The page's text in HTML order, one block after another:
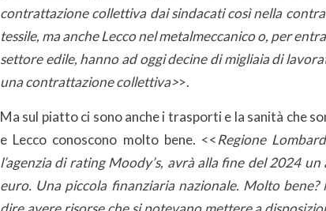
contrattazione collettiva dai sindacati così nella
tessile, ma anche Lecco nel metalmeccanico o, per
settore edile, hanno ad oggi decine di migliaia di
una contrattazione collettiva>>.
Ma sul piatto ci sono anche i trasporti e la sanità che
e Lecco conoscono molto bene. <<Regione
l’agenzia di rating Moody’s, avrà alla fine del 2024
euro. Una piccola finanziaria nazionale. Molto